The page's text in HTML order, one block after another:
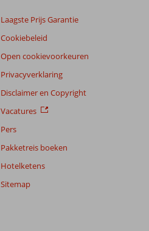
Laagste Prijs Garantie
Cookiebeleid
Open cookievoorkeuren
Privacyverklaring
Disclaimer en Copyright
Vacatures
Pers
Pakketreis boeken
Hotelketens
Sitemap